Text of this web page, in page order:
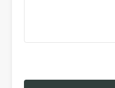
leave